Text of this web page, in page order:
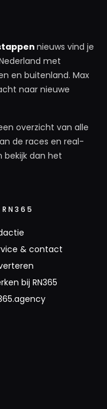
nieuws vind je
met
en buitenland. Max
naar nieuwe
overzicht van alle
de races en real-
bekijk dan het
RN365
& contact
bij RN365